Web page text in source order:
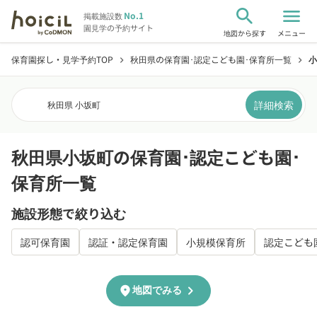
掲載施設数No.1
園見学の予約サイト
search
地図から探す
menu
メニュー
保育園探し・見学予約TOP chevron_right 秋田県の保育園･認定こども園･保育所一覧 chevron_right
秋田県 小坂町 詳細検索
秋田県小坂町の保育園･認定こども園･
保育所一覧
施設形態で絞り込む
認可保育園 認証・認定保育園 小規模保育所 認定こども
location_on地図でみる chevron_right